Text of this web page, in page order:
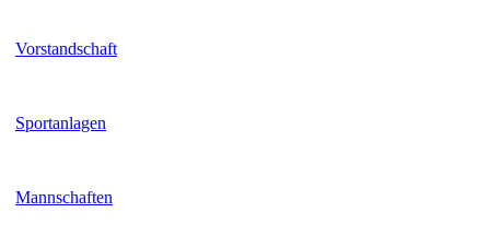
Vorstandschaft
Sportanlagen
Mannschaften